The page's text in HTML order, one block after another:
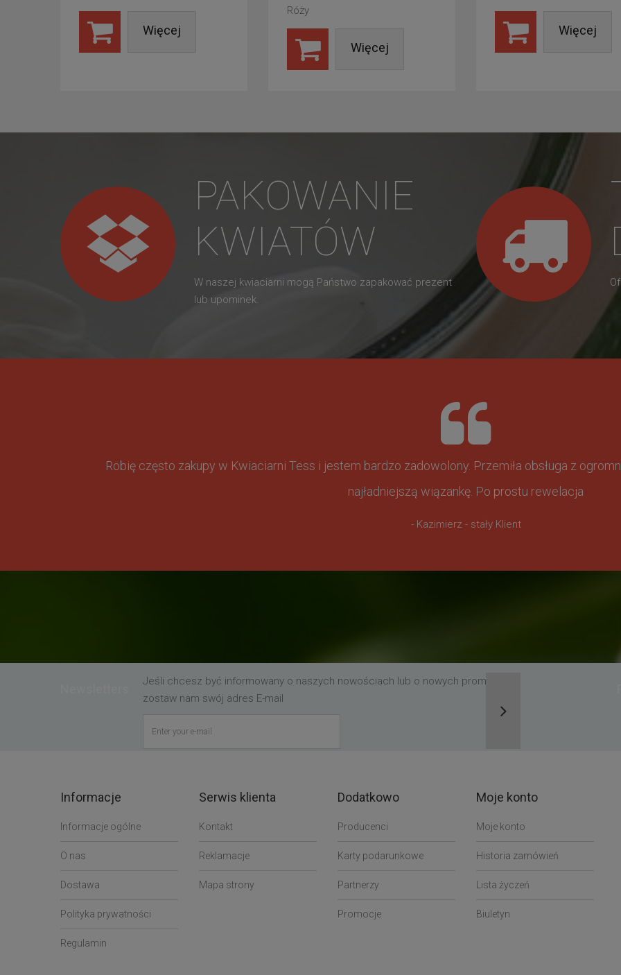
Więcej
Róży
Więcej
Więcej
PAKOWANIE
KWIATÓW
W naszej kwiaciarni mogą Państwo zapakować prezent
lub upominek.
Robię często zakupy w Kwiaciarni Tess i jestem bardzo zadowolony. Przemiła obsługa z
najładniejszą wiązankę. Po prostu rewelacja
- Kazimierz - stały Klient
Jeśli chcesz być informowany o naszych nowościach lub o nowych promocjach,
zostaw nam swój adres E-mail
Informacje
Informacje ogólne
O nas
Dostawa
Polityka prywatności
Regulamin
Serwis klienta
Kontakt
Reklamacje
Mapa strony
Dodatkowo
Producenci
Karty podarunkowe
Partnerzy
Promocje
Moje konto
Moje konto
Historia zamówień
Lista życzeń
Biuletyn